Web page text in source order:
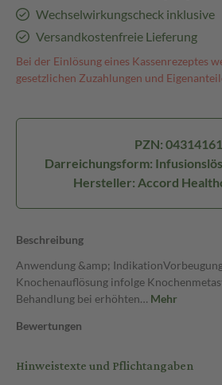
Wechselwirkungscheck inklusive
Versandkostenfreie Lieferung
Bei der Einlösung eines Kassenrezeptes
gesetzlichen Zuzahlungen und
PZN: 04314161
Darreichungsform:
Hersteller: Accord
Beschreibung
Anwendung &amp;
Knochenauflösung infolge
Behandlung bei erhöhten… Mehr
Bewertungen
Hinweistexte und Pflichtangaben